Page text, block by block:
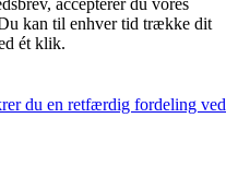
accepterer du vores
kan til enhver tid trække dit
ét klik.
du en retfærdig fordeling ved